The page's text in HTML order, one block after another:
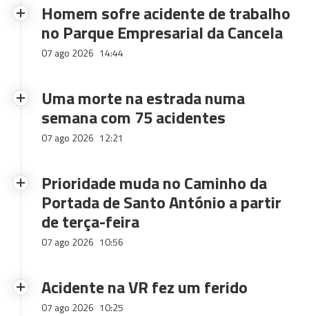
Homem sofre acidente de trabalho
no Parque Empresarial da Cancela
07 ago 2026 14:44
Uma morte na estrada numa
semana com 75 acidentes
07 ago 2026 12:21
Prioridade muda no Caminho da
Portada de Santo António a partir
de terça-feira
07 ago 2026 10:56
Acidente na VR fez um ferido
07 ago 2026 10:25